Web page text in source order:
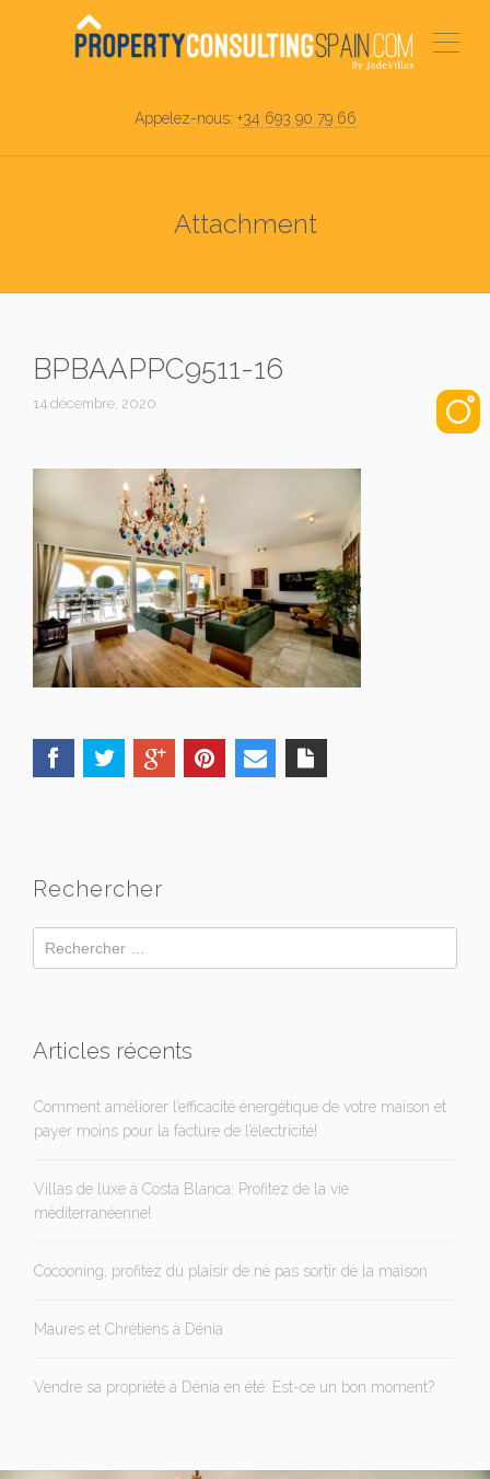
Appelez-nous: +34 693 90 79 66
Attachment
BPBAAPPC9511-16
14 décembre, 2020
Rechercher
Articles récents
Comment améliorer l’efficacité énergétique de votre maison et
payer moins pour la facture de l’électricité!
Villas de luxe à Costa Blanca: Profitez de la vie
méditerranéenne!
Cocooning, profitez du plaisir de ne pas sortir de la maison
Maures et Chrétiens à Dénia
Vendre sa propriété à Dénia en été: Est-ce un bon moment?